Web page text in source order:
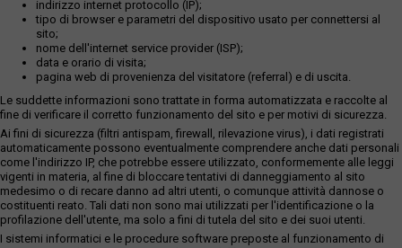
indirizzo internet protocollo (IP);
tipo di browser e parametri del dispositivo usato per connettersi al
sito;
nome dell'internet service provider (ISP);
data e orario di visita;
pagina web di provenienza del visitatore (referral) e di uscita.
Le suddette informazioni sono trattate in forma automatizzata e raccolte al
fine di verificare il corretto funzionamento del sito e per motivi di sicurezza.
Ai fini di sicurezza (filtri antispam, firewall, rilevazione virus), i dati registrati
automaticamente possono eventualmente comprendere anche dati personali
come l'indirizzo IP, che potrebbe essere utilizzato, conformemente alle leggi
vigenti in materia, al fine di bloccare tentativi di danneggiamento al sito
medesimo o di recare danno ad altri utenti, o comunque attività dannose o
costituenti reato. Tali dati non sono mai utilizzati per l'identificazione o la
profilazione dell'utente, ma solo a fini di tutela del sito e dei suoi utenti.
I sistemi informatici e le procedure software preposte al funzionamento di